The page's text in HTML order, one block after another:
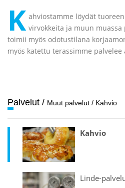
K ahviostamme löydät
virvokkeita ja muun
toimii myös odotustilana
myös katettu terassimme palvelee
Palvelut / Muut palvelut / Kahvio
Kahvio
Linde-